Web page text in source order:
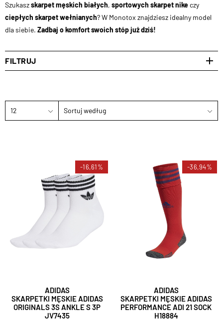
Szukaszskarpet męskich białych, sportowych skarpet nikeczy
ciepłych skarpet wełnianych? W Monotox znajdziesz idealny model
dla siebie. Zadbaj o komfort swoich stóp już dziś!
FILTRUJ
12 Sortuj według
-16,61%
ADIDAS
SKARPETKI MĘSKIE ADIDAS
ORIGINALS 3S ANKLE S 3P
JV7435
-36,94%
ADIDAS
SKARPETKI MĘSKIE ADIDAS
PERFORMANCE ADI 21 SOCK
H18884